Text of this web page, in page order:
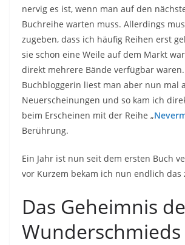
nervig es ist, wenn man auf den
Buchreihe warten muss. Allerdings
zugeben, dass ich häufig Reihen erst
sie schon eine Weile auf dem Markt
direkt mehrere Bände verfügbar waren.
Buchbloggerin liest man aber nun mal
Neuerscheinungen und so kam ich
beim Erscheinen mit der Reihe „
Berührung.
Ein Jahr ist nun seit dem ersten Buch
vor Kurzem bekam ich nun endlich das
Das Geheimnis
Wunderschmieds